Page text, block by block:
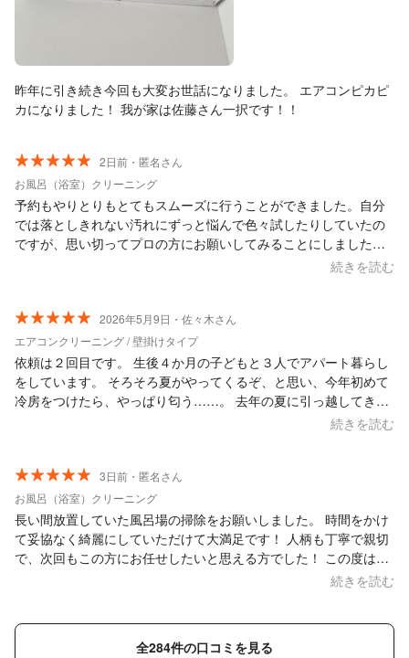
昨年に引き続き今回も大変お世話になりました。 エアコンピカピ
カになりました！ 我が家は佐藤さん一択です！！
2日前・匿名さん
お風呂（浴室）クリーニング
予約もやりとりもとてもスムーズに行うことができました。自分
では落としきれない汚れにずっと悩んで色々試したりしていたの
ですが、思い切ってプロの方にお願いしてみることにしました。
結果、もっと早く頼めばよかったです！ とても丁寧に作業してく
てみたいと思います。 仙台からお越しいただき本当にありがとう
ございました！またぜひよろしくお願いいたします。
続きを読む
2026年5月9日・佐々木さん
エアコンクリーニング / 壁掛けタイプ
依頼は２回目です。 生後４か月の子どもと３人でアパート暮らし
をしています。 そろそろ夏がやってくるぞ、と思い、今年初めて
冷房をつけたら、やっぱり匂う……。 去年の夏に引っ越してきて
から掃除をしていなかったのですが、１年でも結構汚れるんです
応も作業もとても丁寧で、安心してお願いできます。 もう完全に
信頼しきっているので、すっぴんにパジャマのまま対応していま
す（笑） 作業道具がコンパクトなのも、個人的には嬉しいポイン
トです。 子どもがいると片付けまで完璧にする余裕がないのです
が、荷物をざっくり寄せて動線だけ確保しておけば大丈夫なのも
た。 ありがとうございました…！ 今回も本当にありがとうござい
続きを読む
3日前・匿名さん
お風呂（浴室）クリーニング
長い間放置していた風呂場の掃除をお願いしました。 時間をかけ
て妥協なく綺麗にしていただけて大満足です！ 人柄も丁寧で親切
で、次回もこの方にお任せしたいと思える方でした！ この度は本
続きを読む
全284件の口コミを見る